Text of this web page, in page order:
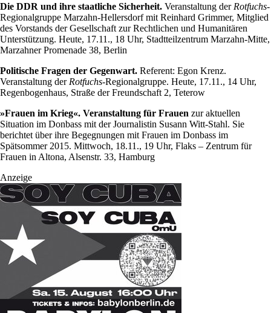
Die DDR und ihre staatliche Sicherheit. Veranstaltung der Rotfuchs-
Regionalgruppe Marzahn-Hellersdorf mit Reinhard Grimmer, Mitglied
des Vorstands der Gesellschaft zur Rechtlichen und Humanitären
Unterstützung. Heute, 17.11., 18 Uhr, Stadtteilzentrum Marzahn-Mitte,
Marzahner Promenade 38, Berlin
Politische Fragen der Gegenwart. Referent: Egon Krenz.
Veranstaltung der Rotfuchs-Regionalgruppe. Heute, 17.11., 14 Uhr,
Regenbogenhaus, Straße der Freundschaft 2, Teterow
»Frauen im Krieg«. Veranstaltung für Frauen zur aktuellen
Situation im Donbass mit der Journalistin Susann Witt-Stahl. Sie
berichtet über ihre Begegnungen mit Frauen im Donbass im
Spätsommer 2015. Mittwoch, 18.11., 19 Uhr, Flaks – Zentrum für
Frauen in Altona, Alsenstr. 33, Hamburg
Anzeige